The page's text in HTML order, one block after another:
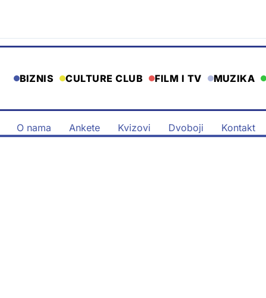
BIZNIS CULTURE CLUB FILM I TV MUZIKA
O nama Ankete Kvizovi Dvoboji Kontakt